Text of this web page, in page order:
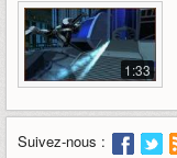
1:33
Suivez-nous :